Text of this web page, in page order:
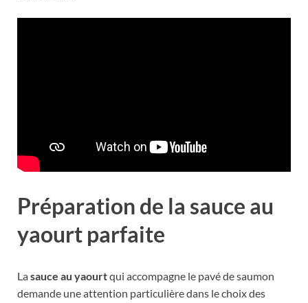
Préparation de la sauce au
yaourt parfaite
Lasauce au yaourtqui accompagne le pavé de saumon
demande une attention particulière dans le choix des